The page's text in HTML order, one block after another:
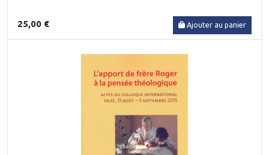
25,00 € Ajouter au panier